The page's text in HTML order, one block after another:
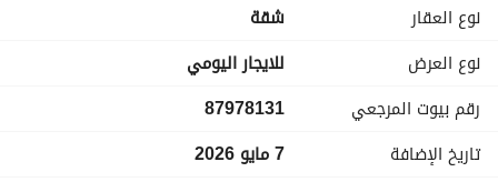
نوع العقار
شقة
نوع العرض
للايجار اليومي
رقم بيوت المرجعي
87978131
تاريخ الإضافة
7 مايو 2026